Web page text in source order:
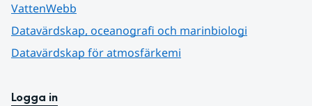
VattenWebb
Datavärdskap, oceanografi och marinbiologi
Datavärdskap för atmosfärkemi
Logga in